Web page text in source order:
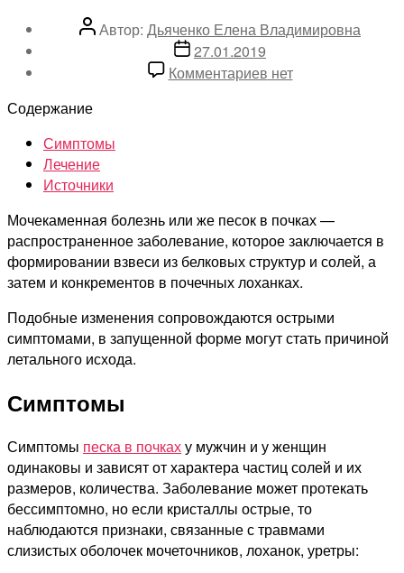
АвторАвтор: Дьяченко Елена Владимировна
Дата
записи
27.01.2019
Комментариевк
симптомы,
лечение
нет
Содержание
Симптомы
Лечение
Источники
Мочекаменная болезнь или же песок в почках —
распространенное заболевание, которое заключается в
формировании взвеси из белковых структур и солей, а
затем и конкрементов в почечных лоханках.
Подобные изменения сопровождаются острыми
симптомами, в запущенной форме могут стать причиной
летального исхода.
Симптомы
Симптомы песка в почкаху мужчин и у женщин
одинаковы и зависят от характера частиц солей и их
размеров, количества. Заболевание может протекать
бессимптомно, но если кристаллы острые, то
наблюдаются признаки, связанные с травмами
слизистых оболочек мочеточников, лоханок, уретры: